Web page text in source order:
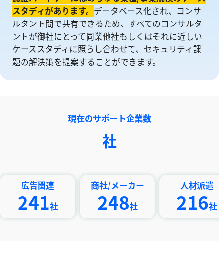
スタディがあります。 データベース化され、コンサ
ルタント間で共有できるため、すべてのコンサルタ
ントが御社にとって同業他社もしくはそれに近しい
ケーススタディに照らし合わせて、セキュリティ課
題の解決策を提案することができます。
現在のサポート企業数
社
関連
社
商社/メーカー
社
人材派遣
社